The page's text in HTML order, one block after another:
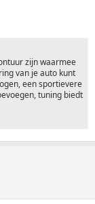
zijn waarmee
van je auto kunt
een sportievere
tuning biedt